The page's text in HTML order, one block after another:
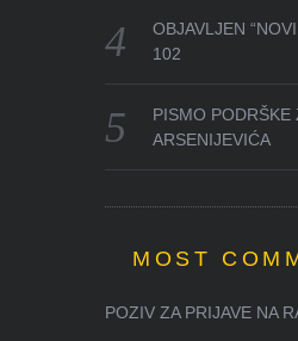
OBJAVLJEN
102
PISMO PODRŠKE
ARSENIJEVIĆA
MOST
POZIV ZA PRIJAVE NA